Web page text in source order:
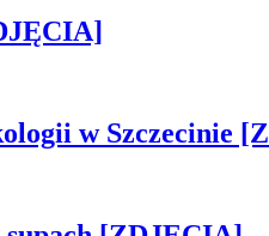
w Szczecinie